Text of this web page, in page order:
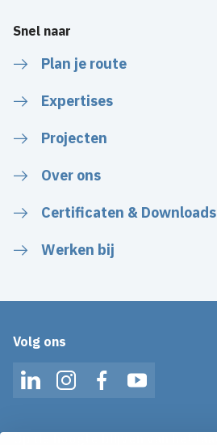
Snel naar
Plan je route
Expertises
Projecten
Over ons
Certificaten & Downloads
Werken bij
Volg ons
LinkedInInstagramFacebookYouTube